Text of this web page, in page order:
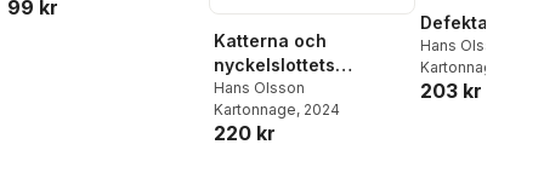
röster:
99 kr
Katterna och
nyckelslottets
hemlighet
Hans Olsson
Kartonnage, 2024
220 kr
Defekta
Hans Olsson
Kartonnage
203 kr